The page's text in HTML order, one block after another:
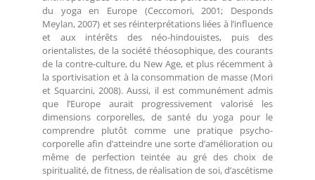
du yoga en Europe (Ceccomori, 2001; Desponds
Meylan, 2007) et ses réinterprétations liées à l’influence
et aux intérêts des néo-hindouistes, puis des
orientalistes, de la société théosophique, des courants
de la contre-culture, du New Age, et plus récemment à
la sportivisation et à la consommation de masse (Mori
et Squarcini, 2008). Aussi, il est communément admis
que l’Europe aurait progressivement valorisé les
dimensions corporelles, de santé du yoga pour le
comprendre plutôt comme une pratique psycho-
corporelle afin d’atteindre une sorte d’amélioration ou
même de perfection teintée au gré des choix de
spiritualité, de fitness, de réalisation de soi, d’ascétisme